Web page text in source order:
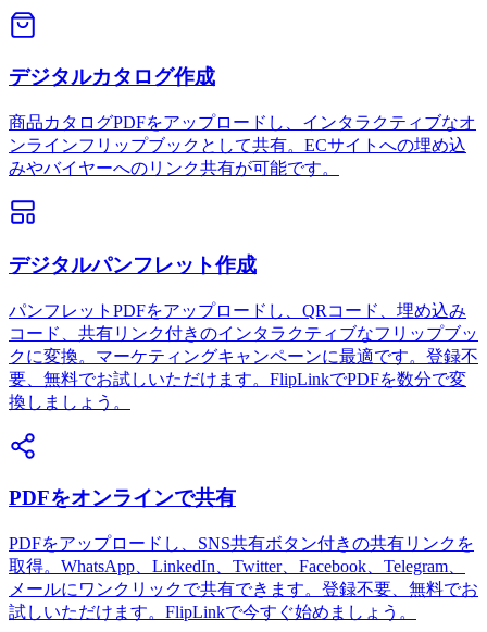
デジタルカタログ作成
商品カタログPDFをアップロードし、インタラクティブなオ
ンラインフリップブックとして共有。ECサイトへの埋め込
みやバイヤーへのリンク共有が可能です。
デジタルパンフレット作成
パンフレットPDFをアップロードし、QRコード、埋め込み
コード、共有リンク付きのインタラクティブなフリップブッ
クに変換。マーケティングキャンペーンに最適です。登録不
要、無料でお試しいただけます。FlipLinkでPDFを数分で変
換しましょう。
PDFをオンラインで共有
PDFをアップロードし、SNS共有ボタン付きの共有リンクを
取得。WhatsApp、LinkedIn、Twitter、Facebook、Telegram、
メールにワンクリックで共有できます。登録不要、無料でお
試しいただけます。FlipLinkで今すぐ始めましょう。